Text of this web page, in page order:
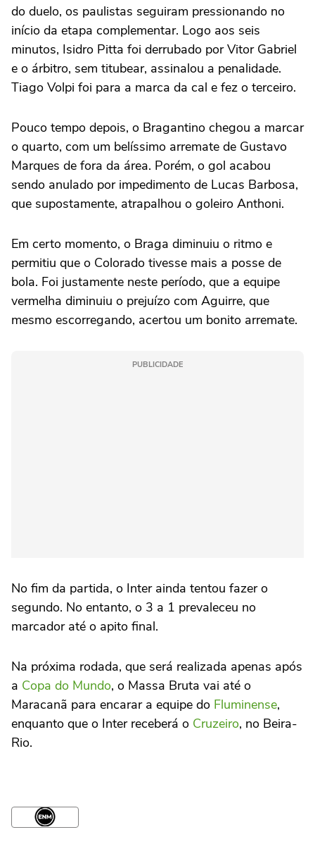
do duelo, os paulistas seguiram pressionando no
início da etapa complementar. Logo aos seis
minutos, Isidro Pitta foi derrubado por Vitor Gabriel
e o árbitro, sem titubear, assinalou a penalidade.
Tiago Volpi foi para a marca da cal e fez o terceiro.
Pouco tempo depois, o Bragantino chegou a marcar
o quarto, com um belíssimo arremate de Gustavo
Marques de fora da área. Porém, o gol acabou
sendo anulado por impedimento de Lucas Barbosa,
que supostamente, atrapalhou o goleiro Anthoni.
Em certo momento, o Braga diminuiu o ritmo e
permitiu que o Colorado tivesse mais a posse de
bola. Foi justamente neste período, que a equipe
vermelha diminuiu o prejuízo com Aguirre, que
mesmo escorregando, acertou um bonito arremate.
PUBLICIDADE
No fim da partida, o Inter ainda tentou fazer o
segundo. No entanto, o 3 a 1 prevaleceu no
marcador até o apito final.
Na próxima rodada, que será realizada apenas após
a Copa do Mundo, o Massa Bruta vai até o
Maracanã para encarar a equipe do Fluminense,
enquanto que o Inter receberá o Cruzeiro, no Beira-
Rio.